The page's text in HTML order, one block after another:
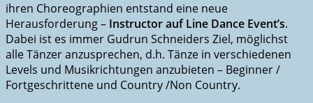
ihren Choreographien entstand eine neue
Herausforderung – Instructor auf Line Dance Event’s.
Dabei ist es immer Gudrun Schneiders Ziel, möglichst
alle Tänzer anzusprechen, d.h. Tänze in verschiedenen
Levels und Musikrichtungen anzubieten – Beginner /
Fortgeschrittene und Country /Non Country.